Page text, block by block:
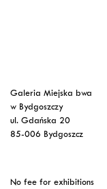
Galeria Miejska bwa
w Bydgoszczy
ul. Gdańska 20
85-006 Bydgoszcz
No fee for exhibitions